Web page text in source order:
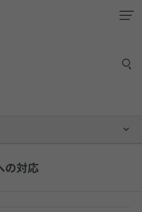
の対応